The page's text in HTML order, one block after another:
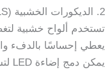
2. الديكورات الخشبية (WOODEN PANELS)
تستخدم ألواح خشبية
يعطي إحساسًا بالدفء
يمكن دمج إضاءة LED لتسليط الضوء على التصميم.